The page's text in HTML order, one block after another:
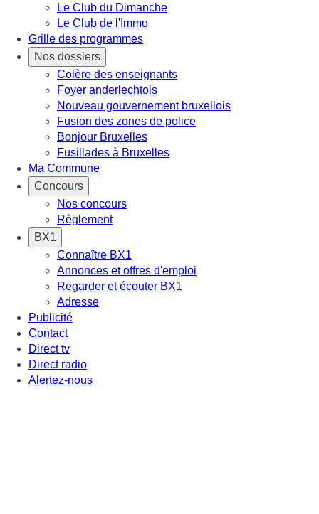
Le Club du Dimanche
Le Club de l'Immo
Grille des programmes
Nos dossiers
Colère des enseignants
Foyer anderlechtois
Nouveau gouvernement bruxellois
Fusion des zones de police
Bonjour Bruxelles
Fusillades à Bruxelles
Ma Commune
Concours
Nos concours
Règlement
BX1
Connaître BX1
Annonces et offres d'emploi
Regarder et écouter BX1
Adresse
Publicité
Contact
Direct tv
Direct radio
Alertez-nous